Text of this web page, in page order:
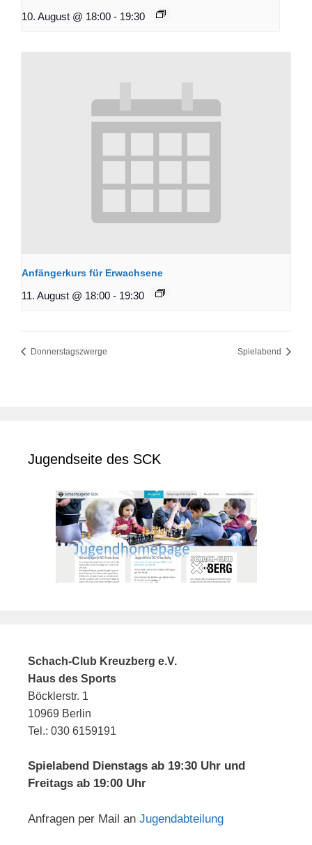
10. August @ 18:00 - 19:30
Anfängerkurs für Erwachsene
11. August @ 18:00 - 19:30
Donnerstagszwerge Spielabend
Jugendseite des SCK
Schach-Club Kreuzberg e.V.
Haus des Sports
Böcklerstr. 1
10969 Berlin
Tel.: 030 6159191
Spielabend Dienstags ab 19:30 Uhr und
Freitags ab 19:00 Uhr
Anfragen per Mail an Jugendabteilung